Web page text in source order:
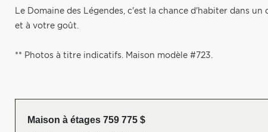
Le Domaine des Légendes, c'est la chance d'habiter dans
et à votre goût.
** Photos à titre indicatifs. Maison modèle #723.
Maison à étages 759 775 $